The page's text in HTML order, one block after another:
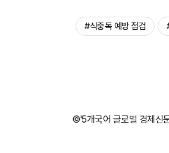
#식중독 예방 점검
©'5개국어 글로벌 경제신